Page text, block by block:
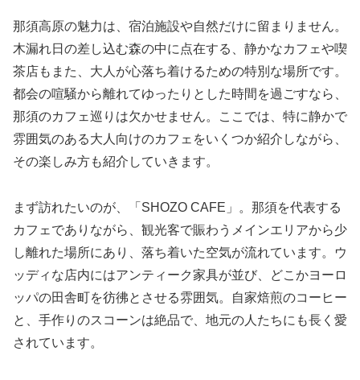
那須高原の魅力は、宿泊施設や自然だけに留まりません。
木漏れ日の差し込む森の中に点在する、静かなカフェや喫
茶店もまた、大人が心落ち着けるための特別な場所です。
都会の喧騒から離れてゆったりとした時間を過ごすなら、
那須のカフェ巡りは欠かせません。ここでは、特に静かで
雰囲気のある大人向けのカフェをいくつか紹介しながら、
その楽しみ方も紹介していきます。
まず訪れたいのが、「SHOZO CAFE」。那須を代表する
カフェでありながら、観光客で賑わうメインエリアから少
し離れた場所にあり、落ち着いた空気が流れています。ウ
ッディな店内にはアンティーク家具が並び、どこかヨーロ
ッパの田舎町を彷彿とさせる雰囲気。自家焙煎のコーヒー
と、手作りのスコーンは絶品で、地元の人たちにも長く愛
されています。